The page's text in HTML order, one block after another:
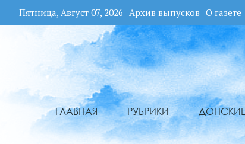
Пятница, Август 07, 2026 Архив выпусков О газете
ГЛАВНАЯ РУБРИКИ